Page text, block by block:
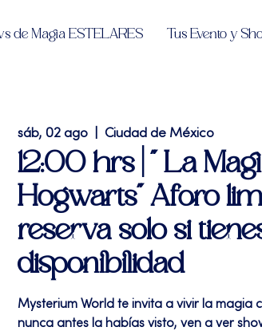
de Magia ESTELARES Tus Evento y
sáb, 02 ago Ciudad de México
12:00 hrs | " La
Hogwarts" Aforo
reserva solo si
disponibilidad
Mysterium World te invita a vivir la magia
nunca antes la habías visto, ven a ver